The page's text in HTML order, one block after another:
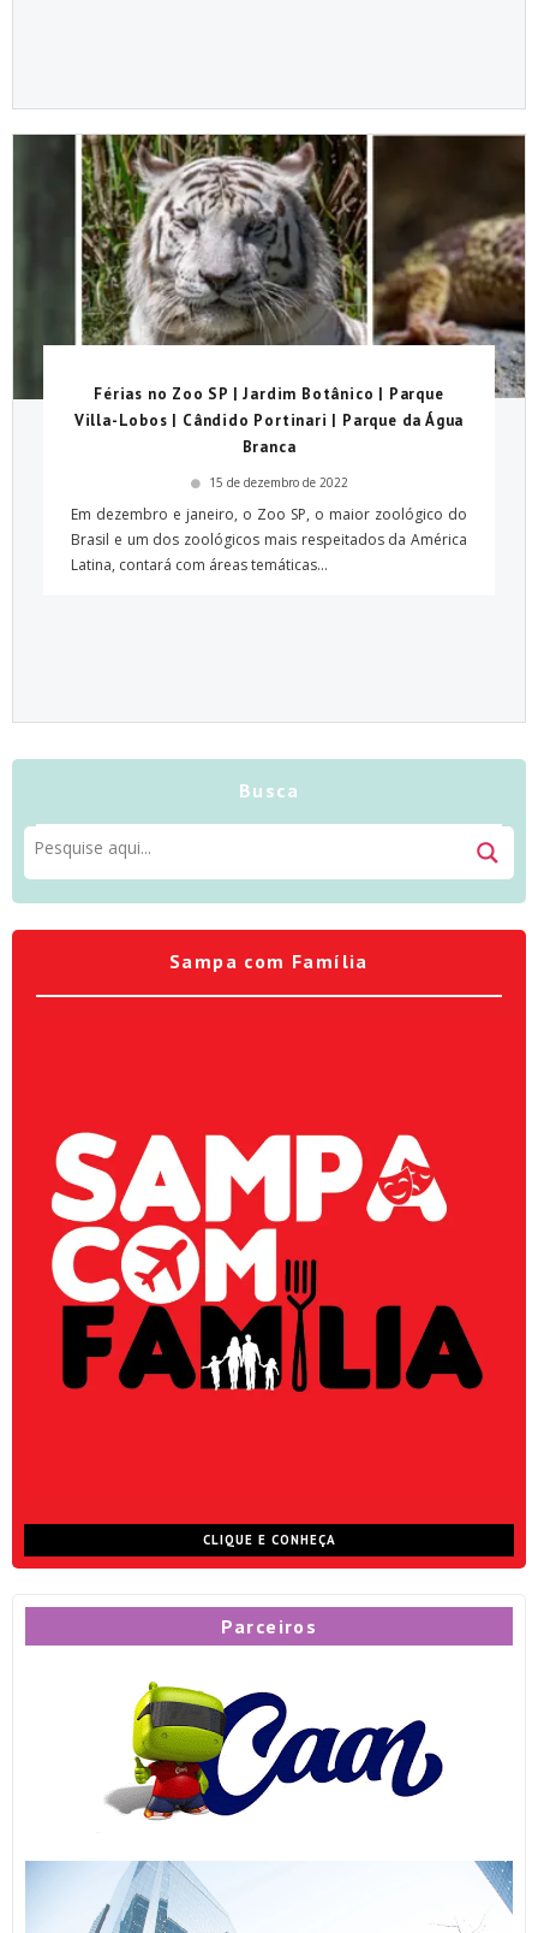
Férias no Zoo SP | Jardim Botânico | Parque
Villa-Lobos | Cândido Portinari | Parque da Água
Branca
15 de dezembro de 2022
Em dezembro e janeiro, o Zoo SP, o maior zoológico do
Brasil e um dos zoológicos mais respeitados da América
Latina, contará com áreas temáticas...
Busca
Sampa com Família
CLIQUE E CONHEÇA
Parceiros